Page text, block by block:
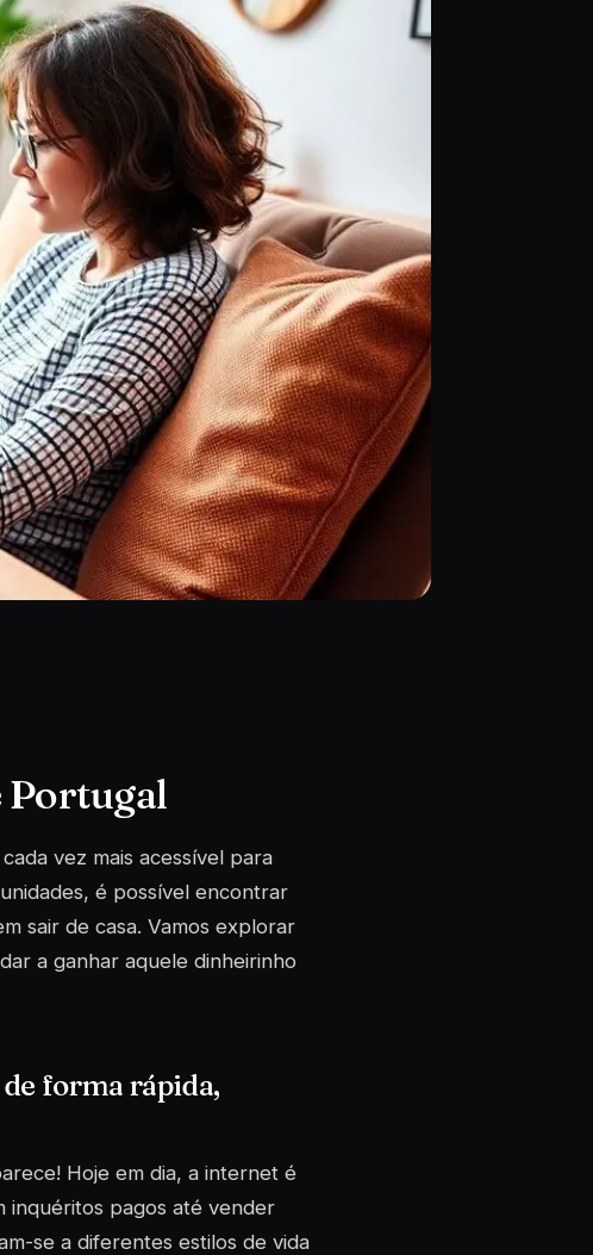
vez mais acessível para
é possível encontrar
sair de casa. Vamos explorar
a ganhar aquele dinheirinho
forma rápida,
Hoje em dia, a internet é
inquéritos pagos até vender
se a diferentes estilos de vida